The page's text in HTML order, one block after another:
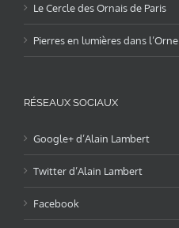
Le Cercle des Ornais de Paris
Pierres en lumières dans l’Orne
RÉSEAUX SOCIAUX
Google+ d’Alain Lambert
Twitter d’Alain Lambert
Facebook